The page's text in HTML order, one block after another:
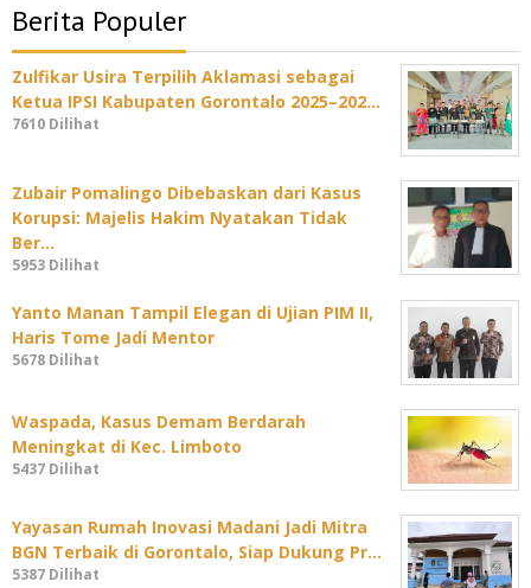
Berita Populer
Zulfikar Usira Terpilih Aklamasi sebagai
Ketua IPSI Kabupaten Gorontalo 2025–202…
7610 Dilihat
Zubair Pomalingo Dibebaskan dari Kasus
Korupsi: Majelis Hakim Nyatakan Tidak
Ber…
5953 Dilihat
Yanto Manan Tampil Elegan di Ujian PIM II,
Haris Tome Jadi Mentor
5678 Dilihat
Waspada, Kasus Demam Berdarah
Meningkat di Kec. Limboto
5437 Dilihat
Yayasan Rumah Inovasi Madani Jadi Mitra
BGN Terbaik di Gorontalo, Siap Dukung Pr…
5387 Dilihat